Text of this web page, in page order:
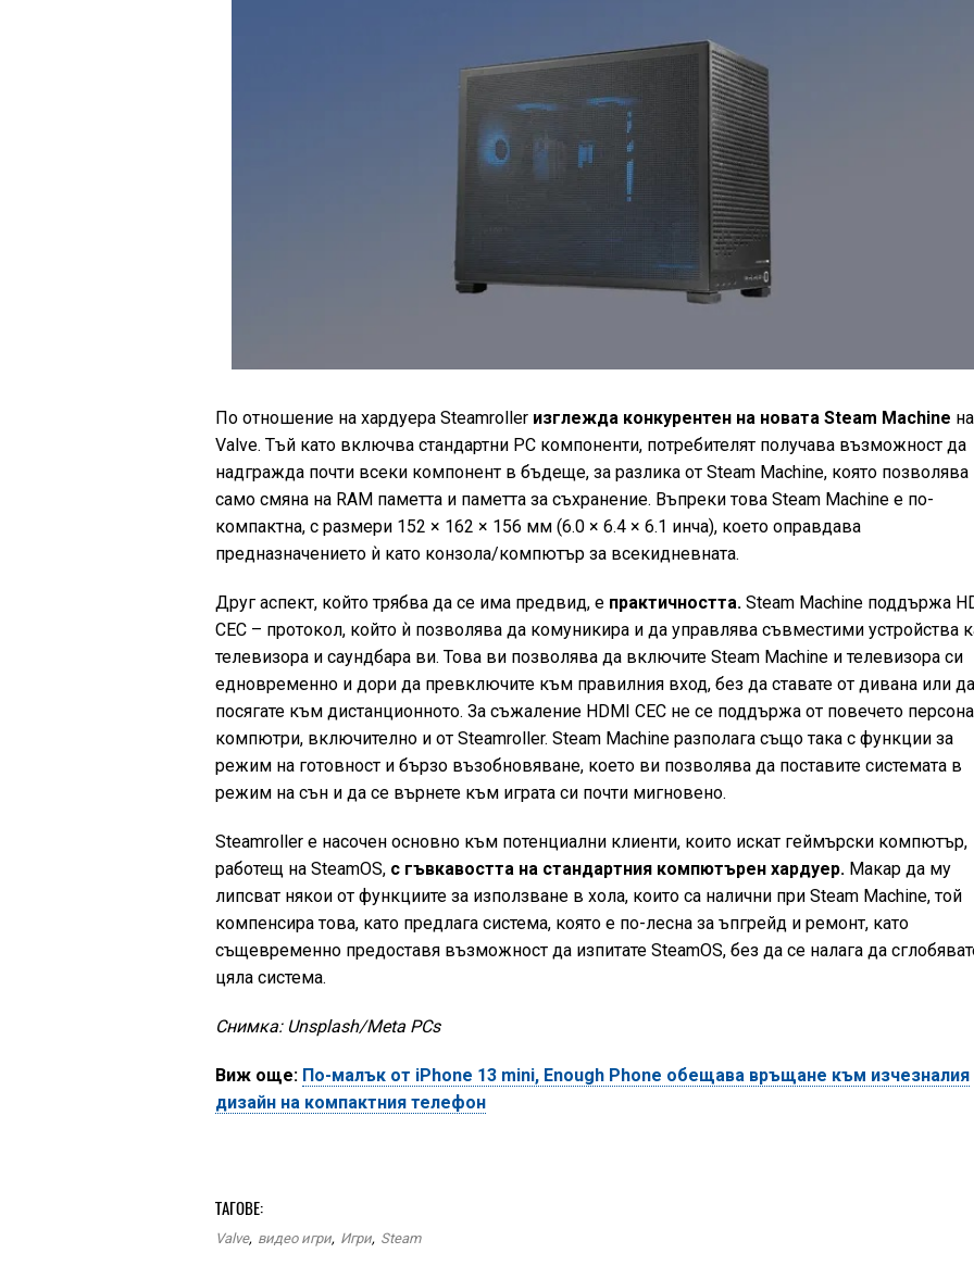
По отношение на хардуера Steamroller изглежда конкурентен на новата Steam Machine на
Valve. Тъй като включва стандартни PC компоненти, потребителят получава възможност да
надгражда почти всеки компонент в бъдеще, за разлика от Steam Machine, която позволява
само смяна на RAM паметта и паметта за съхранение. Въпреки това Steam Machine е по-
компактна, с размери 152 × 162 × 156 мм (6.0 × 6.4 × 6.1 инча), което оправдава
предназначението ѝ като конзола/компютър за всекидневната.
Друг аспект, който трябва да се има предвид, е практичността. Steam Machine поддържа
CEC – протокол, който ѝ позволява да комуникира и да управлява съвместими устройства
телевизора и саундбара ви. Това ви позволява да включите Steam Machine и телевизора си
едновременно и дори да превключите към правилния вход, без да ставате от дивана или да
посягате към дистанционното. За съжаление HDMI CEC не се поддържа от повечето
компютри, включително и от Steamroller. Steam Machine разполага също така с функции за
режим на готовност и бързо възобновяване, което ви позволява да поставите системата в
режим на сън и да се върнете към играта си почти мигновено.
Steamroller е насочен основно към потенциални клиенти, които искат геймърски компютър,
работещ на SteamOS, с гъвкавостта на стандартния компютърен хардуер. Макар да му
липсват някои от функциите за използване в хола, които са налични при Steam Machine, той
компенсира това, като предлага система, която е по-лесна за ъпгрейд и ремонт, като
същевременно предоставя възможност да изпитате SteamOS, без да се налага да
цяла система.
Снимка: Unsplash/Meta PCs
Виж още: По-малък от iPhone 13 mini, Enough Phone обещава връщане към изчезналия
дизайн на компактния телефон
ТАГОВЕ:
Valve, видео игри, Игри, Steam